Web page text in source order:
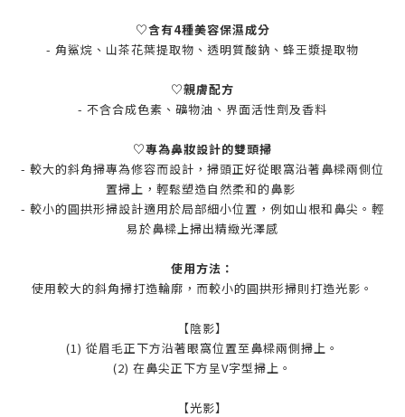
♡含有4種美容保濕成分
- 角鯊烷、山茶花葉提取物、透明質酸鈉、蜂王漿提取物
♡親膚配方
- 不含合成色素、礦物油、界面活性劑及香料
♡專為鼻妝設計的雙頭掃
- 較大的斜角掃專為修容而設計，掃頭正好從眼窩沿著鼻樑兩側位
置掃上，輕鬆塑造自然柔和的鼻影
- 較小的圓拱形掃設計適用於局部細小位置，例如山根和鼻尖。輕
易於鼻樑上掃出精緻光澤感
使用方法：
使用較大的斜角掃打造輪廓，而較小的圓拱形掃則打造光影。
【陰影】
(1) 從眉毛正下方沿著眼窩位置至鼻樑兩側掃上。
(2) 在鼻尖正下方呈V字型掃上。
【光影】